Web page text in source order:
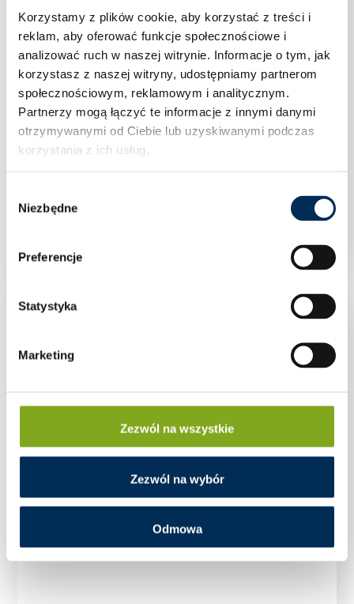
Korzystamy z plików cookie, aby korzystać z treści i
reklam, aby oferować funkcje społecznościowe i
analizować ruch w naszej witrynie. Informacje o tym, jak
korzystasz z naszej witryny, udostępniamy partnerom
społecznościowym, reklamowym i analitycznym.
Partnerzy mogą łączyć te informacje z innymi danymi
otrzymywanymi od Ciebie lub uzyskiwanymi podczas
korzystania z ich usług.
zgody
Niezbędne
Preferencje
Statystyka
Marketing
Zezwól na wszystkie
Zezwól na wybór
Odmowa
Klimatyzacja Rotenso Versu Mirror X 3,5 kW
jednostka zewnętrzna VM35Xo R15